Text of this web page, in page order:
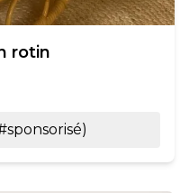
rotin